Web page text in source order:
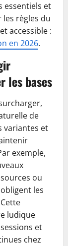
essentiels et
règles du
accessible :
en 2026.
les bases
de
variantes et
exemple,
ou
les
ludique
et
chez